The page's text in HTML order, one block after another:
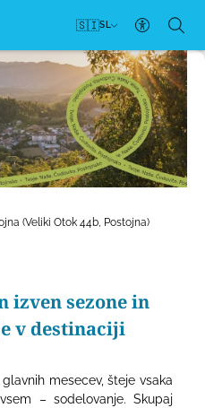
🇸🇮SL
(Veliki Otok 44b, Postojna)
izven sezone in
v destinaciji
mesecev, šteje vsaka
– sodelovanje. Skupaj